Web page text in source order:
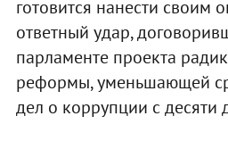
готовится нанести своим
ответный удар,
парламенте проекта
реформы, уменьшающей
дел о коррупции с десяти